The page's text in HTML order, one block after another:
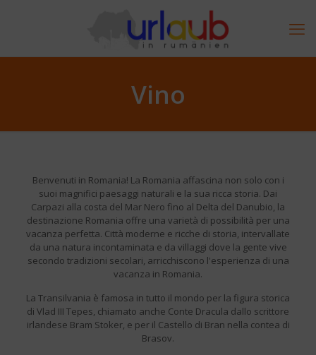
Vino
Benvenuti in Romania! La Romania affascina non solo con i
suoi magnifici paesaggi naturali e la sua ricca storia. Dai
Carpazi alla costa del Mar Nero fino al Delta del Danubio, la
destinazione Romania offre una varietà di possibilità per una
vacanza perfetta. Città moderne e ricche di storia, intervallate
da una natura incontaminata e da villaggi dove la gente vive
secondo tradizioni secolari, arricchiscono l'esperienza di una
vacanza in Romania.
La Transilvania è famosa in tutto il mondo per la figura storica
di Vlad III Tepes, chiamato anche Conte Dracula dallo scrittore
irlandese Bram Stoker, e per il Castello di Bran nella contea di
Brasov.